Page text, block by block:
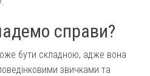
справи?
бути складною, адже вона
звичками та